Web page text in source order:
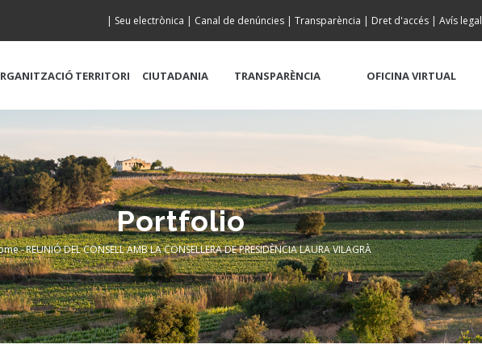
| Seu electrònica | Canal de denúncies | Transparència | Dret d'accés | Avís legal
TERRITORI CIUTADANIA TRANSPARÈNCIA OFICINA VIRTUAL
Portfolio
-REUNIÓ DEL CONSELL AMB LA CONSELLERA DE PRESIDÈNCIA LAURA VILAGRÀ